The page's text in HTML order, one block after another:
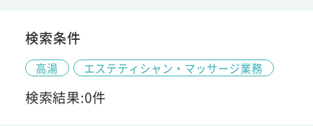
検索条件
高湯 エステティシャン・マッサージ業務
検索結果:0件